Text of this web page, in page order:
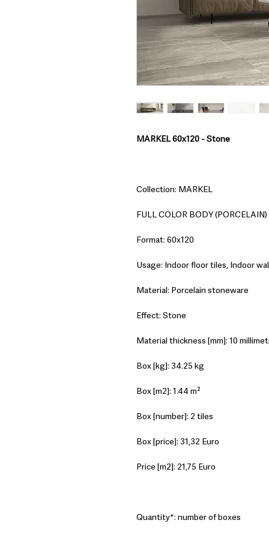
MARKEL 60x120 - Stone
Collection: MARKEL
FULL COLOR BODY (PORCELAIN)
Format: 60x120
Usage: Indoor floor tiles, Indoor
Material: Porcelain stoneware
Effect: Stone
Material thickness [mm]: 10
Box [kg]: 34.25 kg
Box [m2]: 1.44 m²
Box [number]: 2 tiles
Box [price]: 31,32 Euro
Price [m2]: 21,75 Euro
Quantity*: number of boxes